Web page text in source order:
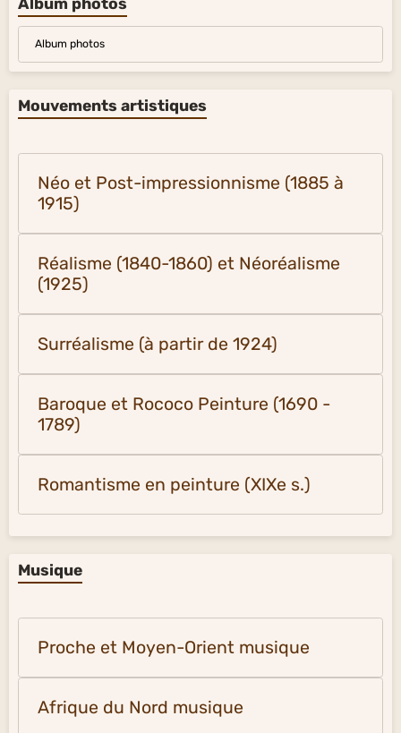
Album photos
Mouvements artistiques
Néo et Post-impressionnisme (1885 à
1915)
Réalisme (1840-1860) et Néoréalisme
(1925)
Surréalisme (à partir de 1924)
Baroque et Rococo Peinture (1690 -
1789)
Romantisme en peinture (XIXe s.)
Musique
Proche et Moyen-Orient musique
Afrique du Nord musique